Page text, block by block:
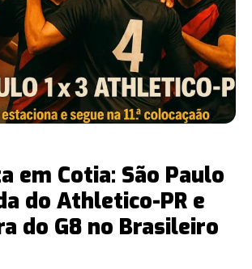
em Cotia: São Paulo
do Athletico-PR e
do G8 no Brasileiro